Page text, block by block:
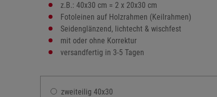
z.B.: 40x30 cm = 2 x 20x30 cm
Fotoleinen auf Holzrahmen (Keilrahmen)
Seidenglänzend, lichtecht & wischfest
mit oder ohne Korrektur
versandfertig in 3-5 Tagen
zweiteilig 40x30